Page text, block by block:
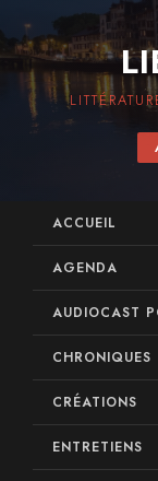
ACCUEIL
AGENDA
AUDIOCAST
CHRONIQUES
CRÉATIONS
ENTRETIENS